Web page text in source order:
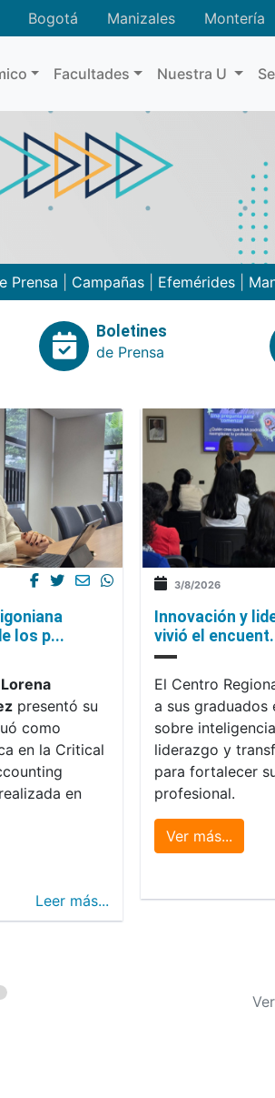
Bogotá Manizales Montería
Facultades Nuestra U
Prensa Campañas Efemérides
Boletines
de Prensa
los p...
presentó su
como
en la Critical
en
Leer más...
3/8/2026
Innovación y
vivió el
El Centro
a sus graduados
sobre
liderazgo y
para fortalecer
profesional.
Ver más...